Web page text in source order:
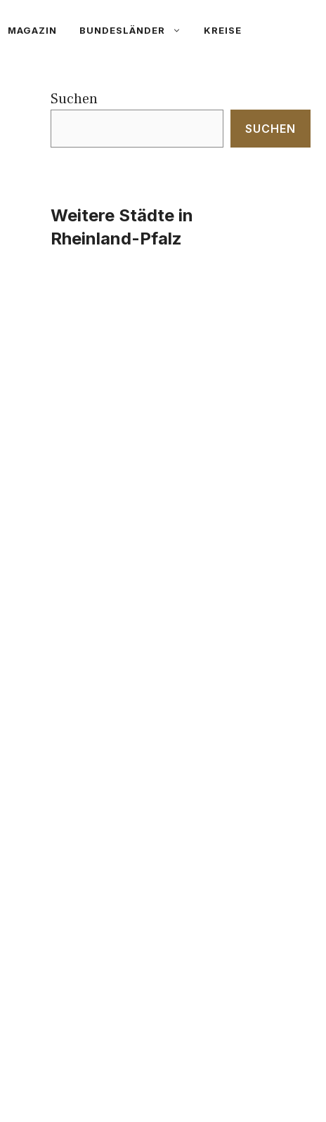
MAGAZIN BUNDESLÄNDER KREISE
Suchen
SUCHEN
Weitere Städte in
Rheinland-Pfalz